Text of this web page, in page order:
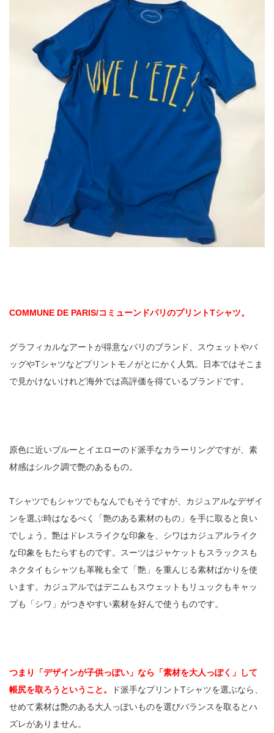
COMMUNE DE PARIS/コミューンドパリのプリントTシャツ。
グラフィカルなアートが得意なパリのブランド、スウェットやバ
ッグやTシャツなどプリントモノがとにかく人気。日本ではそこま
で見かけないけれど海外では高評価を得ているブランドです。
原色に近いブルーとイエローのド派手なカラーリングですが、素
材感はシルク調で艶のあるもの。
Tシャツでもシャツでもなんでもそうですが、カジュアルなデザイ
ンを選ぶ時はなるべく「艶のある素材のもの」を手に取ると良い
でしょう。艶はドレスライクな印象を、シワはカジュアルライク
な印象をもたらすものです。スーツはジャケットもスラックスも
ネクタイもシャツも革靴も全て「艶」を重んじる素材ばかりを使
います。カジュアルではデニムもスウェットもリュックもキャッ
プも「シワ」がつきやすい素材を好んで使うものです。
つまり「デザインが子供っぽい」なら「素材を大人っぽく」して
帳尻を取ろうということ。
ド派手なプリントTシャツを選ぶなら、
せめて素材は艶のある大人っぽいものを選びバランスを取るとハ
ズレがありません。